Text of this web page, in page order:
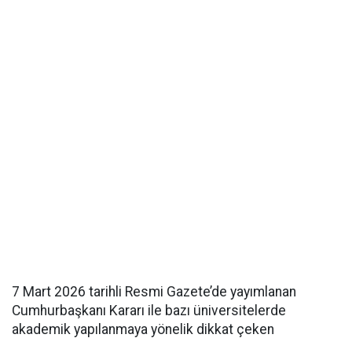
7 Mart 2026 tarihli Resmi Gazete’de yayımlanan
Cumhurbaşkanı Kararı ile bazı üniversitelerde
akademik yapılanmaya yönelik dikkat çeken